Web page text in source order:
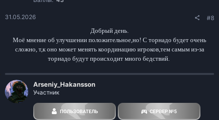
31.05.2026
#8
Добрый день.
Моё мнение об улучшении положительное,но! С торнадо будет очень
сложно, т,к оно может менять координацию игроков,тем самым из-за
торнадо будут происходит много бедствий.
Arseniy_Hakansson
Участник